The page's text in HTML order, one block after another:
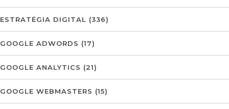
ESTRATÉGIA DIGITAL (336)
GOOGLE ADWORDS (17)
GOOGLE ANALYTICS (21)
GOOGLE WEBMASTERS (15)